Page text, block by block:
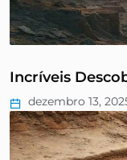
Incríveis
dezembro 13,